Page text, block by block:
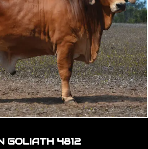
GOLIATH 4812